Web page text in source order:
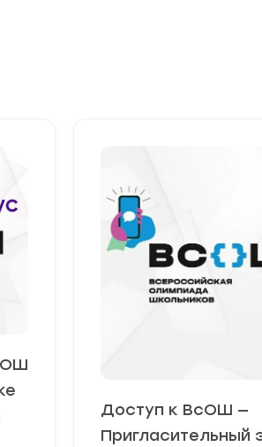
Доступ к ВсОШ —
Пригласительный